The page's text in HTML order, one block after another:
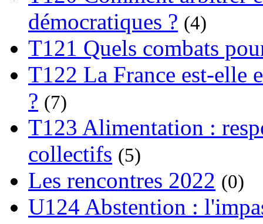
démocratiques ? (4)
T121 Quels combats
T122 La France est-elle
? (7)
T123 Alimentation :
collectifs (5)
Les rencontres 2022 (0)
U124 Abstention :